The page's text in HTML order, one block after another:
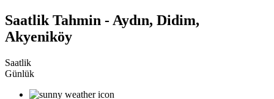
Saatlik Tahmin - Aydın, Didim,
Akyeniköy
Saatlik
Günlük